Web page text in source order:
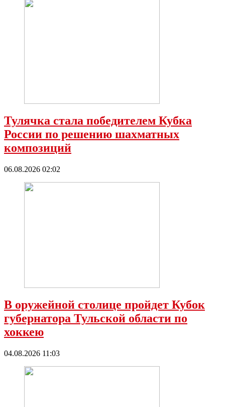
Тулячка стала победителем Кубка
России по решению шахматных
композиций
06.08.2026 02:02
В оружейной столице пройдет Кубок
губернатора Тульской области по
хоккею
04.08.2026 11:03